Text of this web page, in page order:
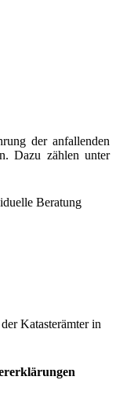
der anfallenden
Dazu zählen unter
Katasterämter in